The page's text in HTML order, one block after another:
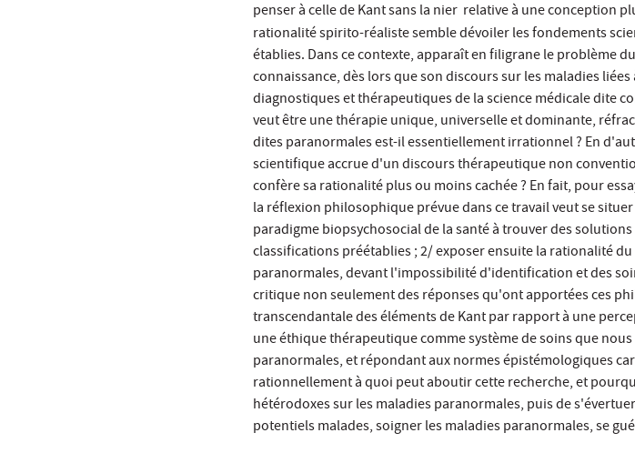
penser à celle de Kant sans la nier  relative à une
rationalité spirito-réaliste semble dévoiler les fondements
établies. Dans ce contexte, apparaît en filigrane le problème
connaissance, dès lors que son discours sur les maladies
diagnostiques et thérapeutiques de la science médicale dite
veut être une thérapie unique, universelle et dominante,
dites paranormales est-il essentiellement irrationnel ? En
scientifique accrue d'un discours thérapeutique non
confère sa rationalité plus ou moins cachée ? En fait, pour
la réflexion philosophique prévue dans ce travail veut se
paradigme biopsychosocial de la santé à trouver des
classifications préétablies ; 2/ exposer ensuite la rationalité
paranormales, devant l'impossibilité d'identification et des
critique non seulement des réponses qu'ont apportées ces
transcendantale des éléments de Kant par rapport à une
une éthique thérapeutique comme système de soins que
paranormales, et répondant aux normes épistémologiques
rationnellement à quoi peut aboutir cette recherche, et
hétérodoxes sur les maladies paranormales, puis de
potentiels malades, soigner les maladies paranormales, se